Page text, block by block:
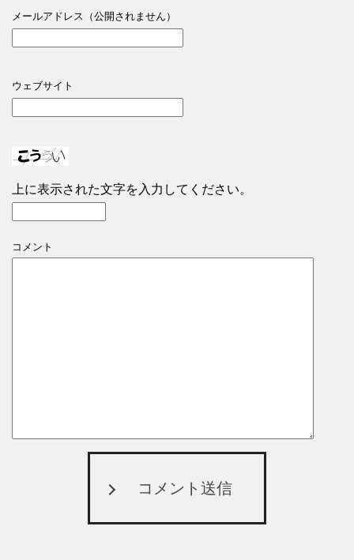
メールアドレス（公開されません）
ウェブサイト
上に表示された文字を入力してください。
コメント
コメント送信